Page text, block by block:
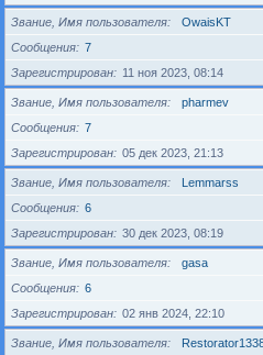
Звание, Имя пользователя
OwaisKT
Сообщения
7
Зарегистрирован
11 ноя 2023, 08:14
Звание, Имя пользователя
pharmev
Сообщения
7
Зарегистрирован
05 дек 2023, 21:13
Звание, Имя пользователя
Lemmarss
Сообщения
6
Зарегистрирован
30 дек 2023, 08:19
Звание, Имя пользователя
gasa
Сообщения
6
Зарегистрирован
02 янв 2024, 22:10
Звание, Имя пользователя